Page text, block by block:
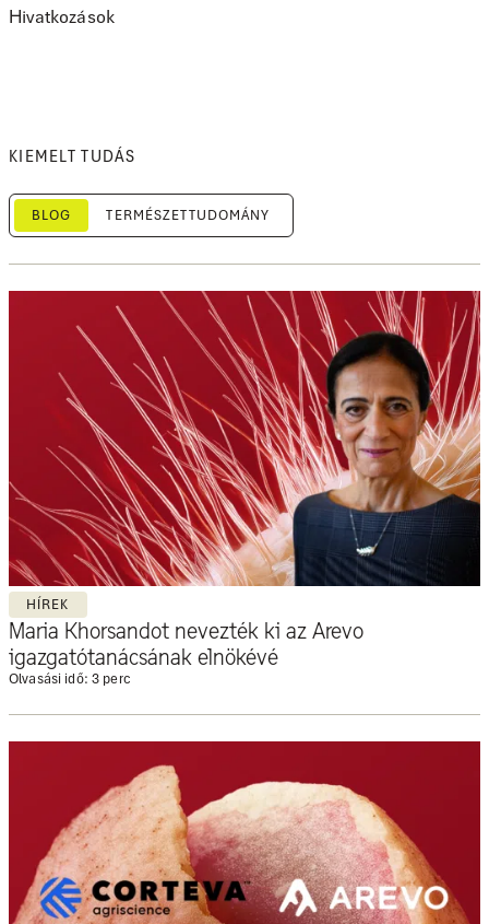
Hivatkozások
KIEMELT TUDÁS
BLOG TERMÉSZETTUDOMÁNY
HÍREK
Maria Khorsandot nevezték ki az Arevo
igazgatótanácsának elnökévé
Olvasási idő: 3 perc